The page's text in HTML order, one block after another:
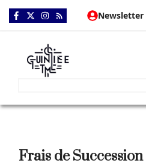
Aller
au
Newsletter
Frais de